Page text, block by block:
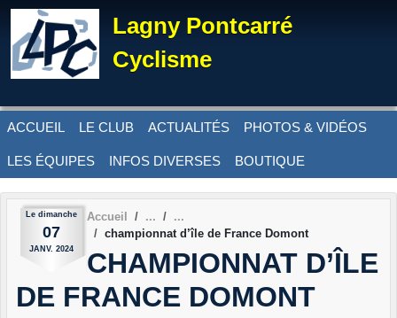
Lagny Pontcarré
Cyclisme
ACCUEIL LE CLUB ACTUALITÉS PHOTOS & VIDÉOS
LES ÉQUIPES INFOS DIVERSES BOUTIQUE
Le dimanche
07
JANV. 2024
Accueil
championnat d’île de France Domont
CHAMPIONNAT D’ÎLE
DE FRANCE DOMONT
Panneau de gestion des cookies